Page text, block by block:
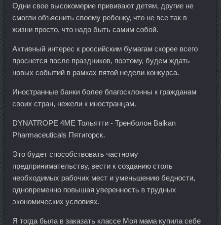
Одни свое высокомерие прививают детям, другие не
смогли объяснить своему ребенку, что не все так в
жизни просто, что надо быть самим собой.
Активный интерес к российским бумагам скорее всего
проснется после праздников, поэтому, будем ждать
новых событий в рамках пятой недели конкурса.
Иностранные банки более благосклонны к гражданам
своих стран, нежели к иностранцам.
DYNATROPE 4ME Тольятти - Тренболон Balkan
Pharmaceuticals Пятигорск.
Это будет способствовать частному
предпринимательству, вести к созданию столь
необходимых рабочих мест и уменьшению бедности,
одновременно повышая уверенность в трудных
экономических условиях.
Я тогда была в заказать классе Моя мама купила себе